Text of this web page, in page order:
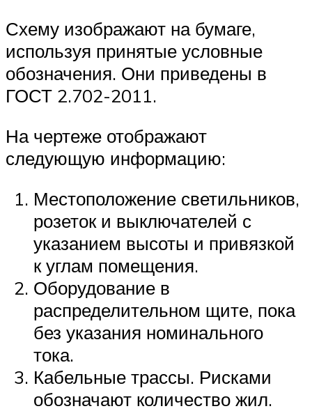
Схему изображают на бумаге,
используя принятые условные
обозначения. Они приведены в
ГОСТ 2.702-2011.
На чертеже отображают
следующую информацию:
Местоположение светильников,
розеток и выключателей с
указанием высоты и привязкой
к углам помещения.
Оборудование в
распределительном щите, пока
без указания номинального
тока.
Кабельные трассы. Рисками
обозначают количество жил.